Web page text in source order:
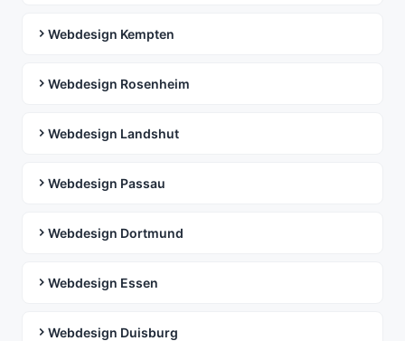
Webdesign Kempten
Webdesign Rosenheim
Webdesign Landshut
Webdesign Passau
Webdesign Dortmund
Webdesign Essen
Webdesign Duisburg